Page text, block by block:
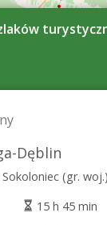
Dęblin
(gr. woj.)
15 h 45 min